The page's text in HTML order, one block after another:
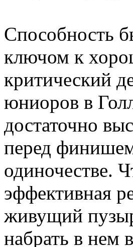
Способность
ключом к
критический
юниоров в
достаточно
перед
одиночестве.
эффективная
живущий
набрать в нем